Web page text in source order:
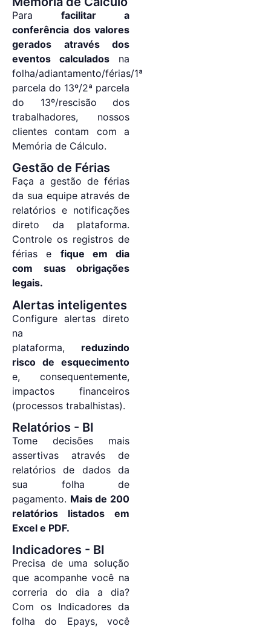
Para facilitar a
conferência dos valores
gerados através dos
eventos calculados na
folha/adiantamento/férias/1ª
parcela do 13º/2ª parcela
do 13º/rescisão dos
trabalhadores, nossos
clientes contam com a
Memória de Cálculo.
Gestão de Férias
Faça a gestão de férias
da sua equipe através de
relatórios e notificações
direto da plataforma.
Controle os registros de
férias e fique em dia
com suas obrigações
legais.
Alertas inteligentes
Configure alertas direto
na
plataforma, reduzindo
risco de esquecimento
e, consequentemente,
impactos financeiros
(processos trabalhistas).
Relatórios - BI
Tome decisões mais
assertivas através de
relatórios de dados da
sua folha de
pagamento. Mais de 200
relatórios listados em
Excel e PDF.
Indicadores - BI
Precisa de uma solução
que acompanhe você na
correria do dia a dia?
Com os Indicadores da
folha do Epays, você